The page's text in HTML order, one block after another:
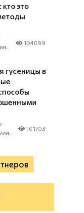
это
104099
гусеницы в
101703